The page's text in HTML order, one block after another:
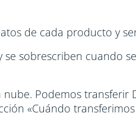
de cada producto y
sobrescriben cuando
Podemos
«Cuándo